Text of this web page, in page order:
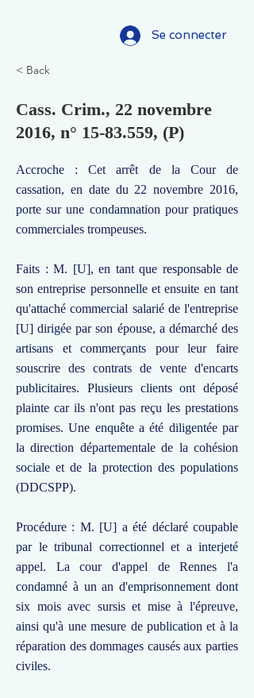
Se connecter
< Back
Cass. Crim., 22 novembre
2016, n° 15-83.559, (P)
Accroche : Cet arrêt de la Cour de
cassation, en date du 22 novembre 2016,
porte sur une condamnation pour pratiques
commerciales trompeuses.
Faits : M. [U], en tant que responsable de
son entreprise personnelle et ensuite en tant
qu'attaché commercial salarié de l'entreprise
[U] dirigée par son épouse, a démarché des
artisans et commerçants pour leur faire
souscrire des contrats de vente d'encarts
publicitaires. Plusieurs clients ont déposé
plainte car ils n'ont pas reçu les prestations
promises. Une enquête a été diligentée par
la direction départementale de la cohésion
sociale et de la protection des populations
(DDCSPP).
Procédure : M. [U] a été déclaré coupable
par le tribunal correctionnel et a interjeté
appel. La cour d'appel de Rennes l'a
condamné à un an d'emprisonnement dont
six mois avec sursis et mise à l'épreuve,
ainsi qu'à une mesure de publication et à la
réparation des dommages causés aux parties
civiles.